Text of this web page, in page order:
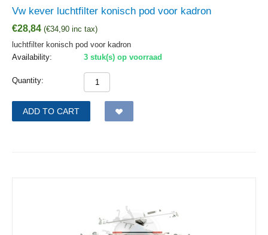
Vw kever luchtfilter konisch pod voor kadron
€28,84 (€34,90 inc tax)
luchtfilter konisch pod voor kadron
Availability:
3 stuk(s) op voorraad
Quantity:
ADD TO CART